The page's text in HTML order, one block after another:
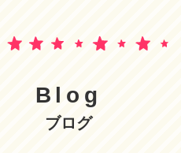
Blog
ブログ